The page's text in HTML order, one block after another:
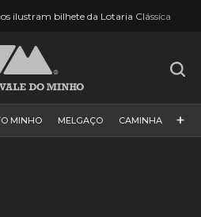
ilustram bilhete da Lotaria Clássica
MINHO MELGAÇO CAMINHA +